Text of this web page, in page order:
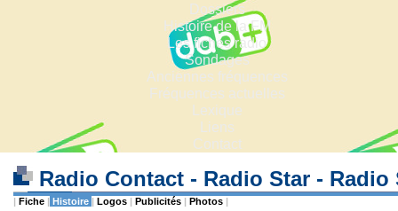
Dossiers
Histoire de la FM
Les fiches radio
Sondages
Anciennes fréquences
Fréquences actuelles
Lexique
Liens
Contact
Radio Contact - Radio Star -
| Fiche | Histoire | Logos | Publicités | Photos |